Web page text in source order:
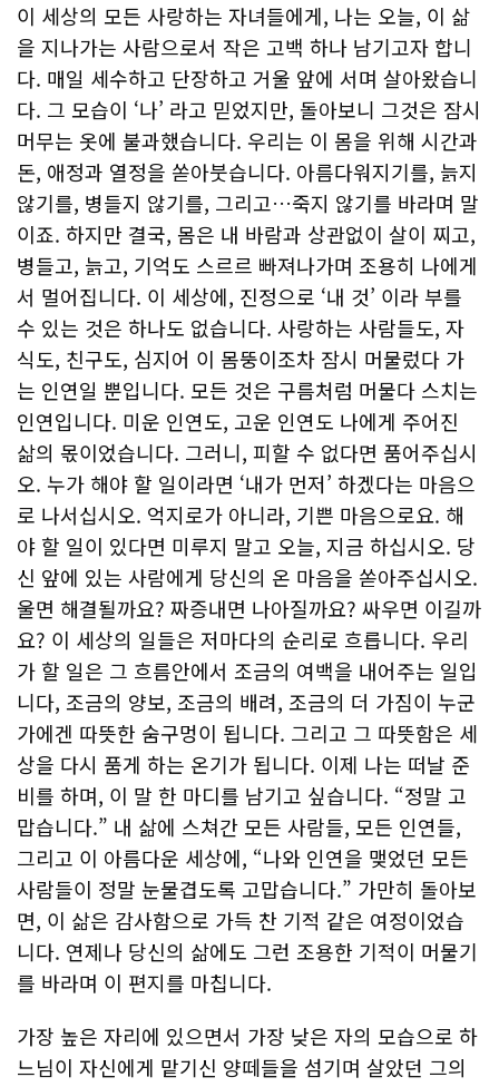
이 세상의 모든 사랑하는 자녀들에게, 나는 오늘, 이 삶
을 지나가는 사람으로서 작은 고백 하나 남기고자 합니
다. 매일 세수하고 단장하고 거울 앞에 서며 살아왔습니
다. 그 모습이 ‘나’ 라고 믿었지만, 돌아보니 그것은 잠시
머무는 옷에 불과했습니다. 우리는 이 몸을 위해 시간과
돈, 애정과 열정을 쏟아붓습니다. 아름다워지기를, 늙지
않기를, 병들지 않기를, 그리고…죽지 않기를 바라며 말
이죠. 하지만 결국, 몸은 내 바람과 상관없이 살이 찌고,
병들고, 늙고, 기억도 스르르 빠져나가며 조용히 나에게
서 멀어집니다. 이 세상에, 진정으로 ‘내 것’ 이라 부를
수 있는 것은 하나도 없습니다. 사랑하는 사람들도, 자
식도, 친구도, 심지어 이 몸뚱이조차 잠시 머물렀다 가
는 인연일 뿐입니다. 모든 것은 구름처럼 머물다 스치는
인연입니다. 미운 인연도, 고운 인연도 나에게 주어진
삶의 몫이었습니다. 그러니, 피할 수 없다면 품어주십시
오. 누가 해야 할 일이라면 ‘내가 먼저’ 하겠다는 마음으
로 나서십시오. 억지로가 아니라, 기쁜 마음으로요. 해
야 할 일이 있다면 미루지 말고 오늘, 지금 하십시오. 당
신 앞에 있는 사람에게 당신의 온 마음을 쏟아주십시오.
울면 해결될까요? 짜증내면 나아질까요? 싸우면 이길까
요? 이 세상의 일들은 저마다의 순리로 흐릅니다. 우리
가 할 일은 그 흐름안에서 조금의 여백을 내어주는 일입
니다, 조금의 양보, 조금의 배려, 조금의 더 가짐이 누군
가에겐 따뜻한 숨구멍이 됩니다. 그리고 그 따뜻함은 세
상을 다시 품게 하는 온기가 됩니다. 이제 나는 떠날 준
비를 하며, 이 말 한 마디를 남기고 싶습니다. “정말 고
맙습니다.” 내 삶에 스쳐간 모든 사람들, 모든 인연들,
그리고 이 아름다운 세상에, “나와 인연을 맺었던 모든
사람들이 정말 눈물겹도록 고맙습니다.” 가만히 돌아보
면, 이 삶은 감사함으로 가득 찬 기적 같은 여정이었습
니다. 연제나 당신의 삶에도 그런 조용한 기적이 머물기
를 바라며 이 편지를 마칩니다.
가장 높은 자리에 있으면서 가장 낮은 자의 모습으로 하
느님이 자신에게 맡기신 양떼들을 섬기며 살았던 그의